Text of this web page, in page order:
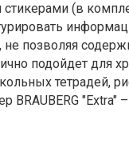
(в
не позволяя
подойдет для
тетрадей,
BRAUBERG